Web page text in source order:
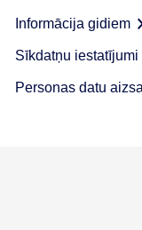
Informācija gidiem
Sīkdatņu iestatījumi
Personas datu